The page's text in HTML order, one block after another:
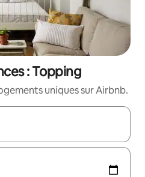
: Topping
uniques sur Airbnb.
parcourez-les en utilisant